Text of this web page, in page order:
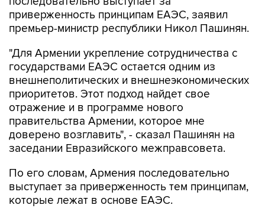
приверженность принципам ЕАЭС, заявил
премьер-министр республики Никол Пашинян.
"Для Армении укрепление сотрудничества с
государствами ЕАЭС остается одним из
внешнеполитических и внешнеэкономических
приоритетов. Этот подход найдет свое
отражение и в программе нового
правительства Армении, которое мне
доверено возглавить", - сказал Пашинян на
заседании Евразийского межправсовета.
По его словам, Армения последовательно
выступает за приверженность тем принципам,
которые лежат в основе ЕАЭС.